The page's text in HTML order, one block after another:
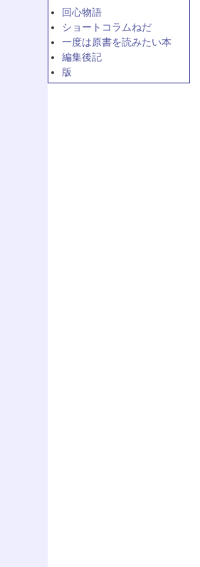
回心物語
ショートコラムねだ
一度は原書を読みたい本
編集後記
版